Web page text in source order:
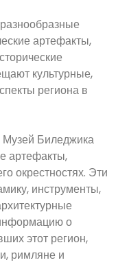
артефакты,
культурные,
региона в
Музей Биледжика
артефакты,
окрестностях. Эти
инструменты,
о
этот регион,
римляне и